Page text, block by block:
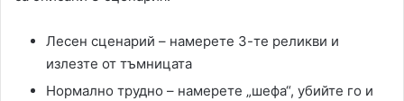
Лесен сценарий – намерете 3-те реликви и
излезте от тъмницата
Нормално трудно – намерете „шефа“, убийте го и